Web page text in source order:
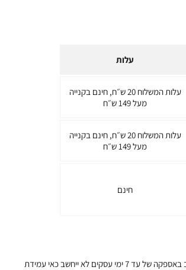
עלות
עלות המשלוח 20 ש״ח, חינם בקנייה
מעל 149 ש״ח
עלות המשלוח 20 ש״ח, חינם בקנייה
מעל 149 ש״ח
חינם
במקרים של היקף הזמנות חריג באתר, ייתכנו עיכובים במועדי האספקה. באותם מקרים חריגים עיכוב באספקה של עד 7 ימי עסקים לא ייחשב כאי עמידת